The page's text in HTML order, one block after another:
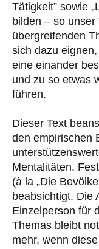
Tätigkeit” sowie
bilden – so
übergreifenden
sich dazu
eine einander
und zu so etwas
führen.
Dieser Text
den empirischen
Mentalitäten.
(à la „Die
beabsichtigt. Die
Einzelperson für
Themas bleibt
mehr, wenn